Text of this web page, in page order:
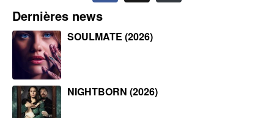
Dernières news
SOULMATE (2026)
NIGHTBORN (2026)